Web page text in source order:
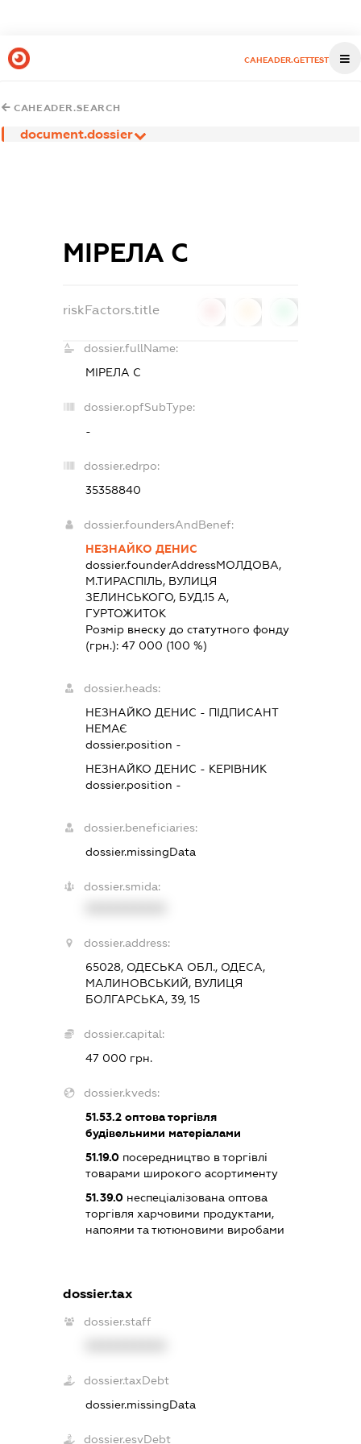
CAHEADER.GETTEST
CAHEADER.SEARCH
document.dossier
МІРЕЛА С
riskFactors.title
dossier.fullName:
МІРЕЛА С
dossier.opfSubType:
-
dossier.edrpo:
35358840
dossier.foundersAndBenef:
НЕЗНАЙКО ДЕНИС
dossier.founderAddressМОЛДОВА,
М.ТИРАСПІЛЬ, ВУЛИЦЯ
ЗЕЛИНСЬКОГО, БУД.15 А,
ГУРТОЖИТОК
Розмір внеску до статутного фонду
(грн.):47 000 (100 %)
dossier.heads:
НЕЗНАЙКО ДЕНИС - ПІДПИСАНТ
НЕМАЄ
dossier.position -
НЕЗНАЙКО ДЕНИС - КЕРІВНИК
dossier.position -
dossier.beneficiaries:
dossier.missingData
dossier.smida:
dossier.address:
65028, ОДЕСЬКА ОБЛ., ОДЕСА,
МАЛИНОВСЬКИЙ, ВУЛИЦЯ
БОЛГАРСЬКА, 39, 15
dossier.capital:
47 000 грн.
dossier.kveds:
51.53.2 оптова торгівля
будівельними матеріалами
51.19.0 посередництво в торгівлі
товарами широкого асортименту
51.39.0 неспеціалізована оптова
торгівля харчовими продуктами,
напоями та тютюновими виробами
dossier.tax
dossier.staff
dossier.taxDebt
dossier.missingData
dossier.esvDebt